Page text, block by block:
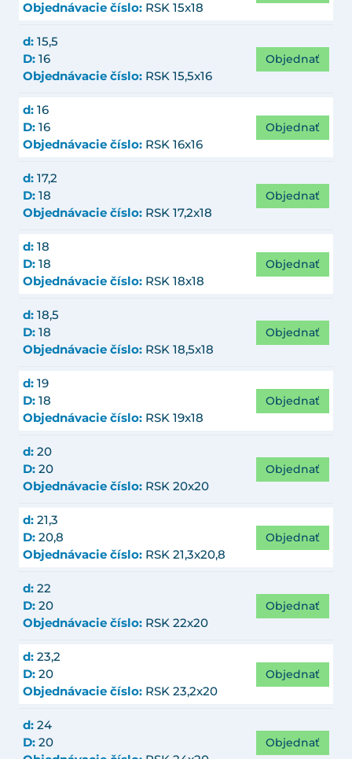
Objednávacie číslo: RSK 15x18
d: 15,5
D: 16
Objednávacie číslo: RSK 15,5x16
Objednať
d: 16
D: 16
Objednávacie číslo: RSK 16x16
Objednať
d: 17,2
D: 18
Objednávacie číslo: RSK 17,2x18
Objednať
d: 18
D: 18
Objednávacie číslo: RSK 18x18
Objednať
d: 18,5
D: 18
Objednávacie číslo: RSK 18,5x18
Objednať
d: 19
D: 18
Objednávacie číslo: RSK 19x18
Objednať
d: 20
D: 20
Objednávacie číslo: RSK 20x20
Objednať
d: 21,3
D: 20,8
Objednávacie číslo: RSK 21,3x20,8
Objednať
d: 22
D: 20
Objednávacie číslo: RSK 22x20
Objednať
d: 23,2
D: 20
Objednávacie číslo: RSK 23,2x20
Objednať
d: 24
D: 20
Objednať